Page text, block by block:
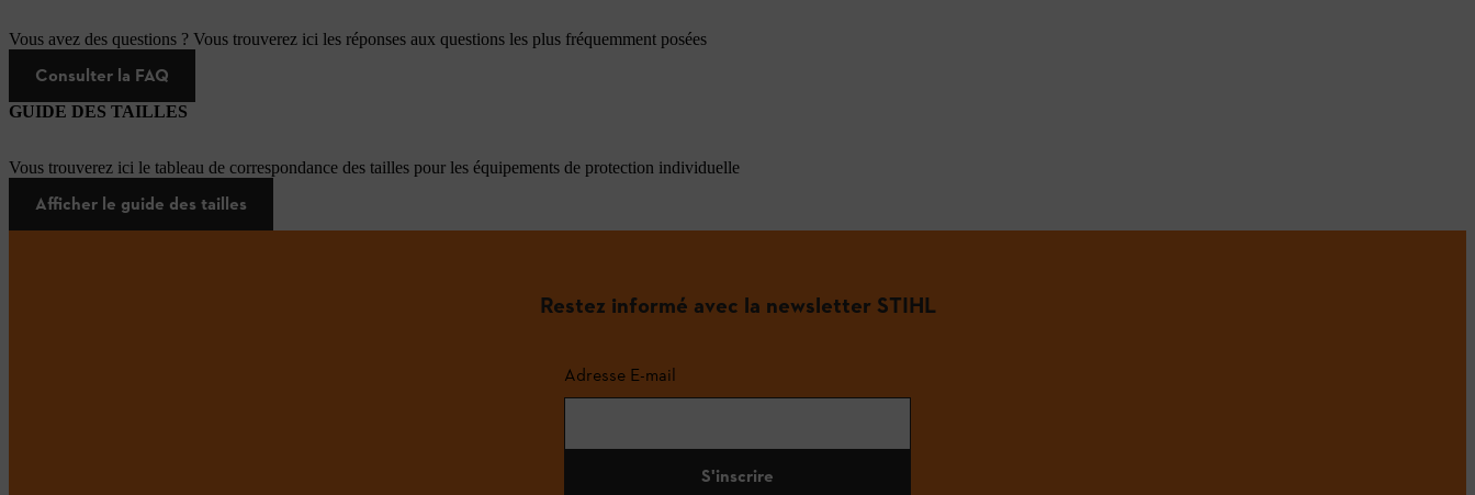
Vous avez des questions ? Vous trouverez ici les réponses aux questions les plus fréquemment posées
Consulter la FAQ
GUIDE DES TAILLES
Vous trouverez ici le tableau de correspondance des tailles pour les équipements de protection individuelle
Afficher le guide des tailles
Restez informé avec la newsletter STIHL
Adresse E-mail
S'inscrire